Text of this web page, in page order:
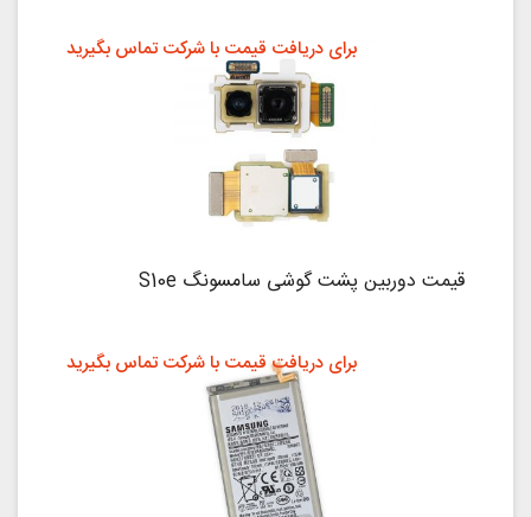
قیمت دوربین پشت گوشی سامسونگ S10e
برای دریافت قیمت با شرکت تماس بگیرید
برای دریافت قیمت با شرکت تماس بگیرید